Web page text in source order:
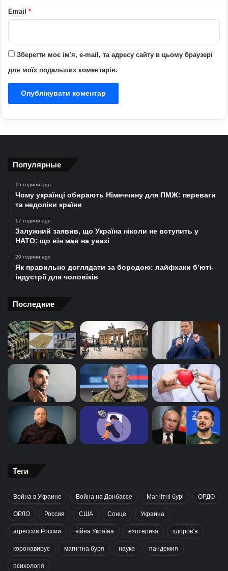
Email *
Зберегти моє ім'я, e-mail, та адресу сайту в цьому браузері
для моїх подальших коментарів.
Популярные
15 години ago
Чому українці обирають Німеччину для ПМЖ: переваги
та недоліки країни
17 години ago
Залужний заявив, що Україна ніколи не вступить у
НАТО: що він мав на увазі
20 години ago
Як правильно доглядати за бородою: лайфхаки б’юті-
індустрії для чоловіків
Последние
Теги
Война в Украине Война на Донбассе Магнітні бурі ОРДО
ОРЛО Россия США Сонце Украина
агрессия России війна Україна езотерика здоров’я
коронавирус магнітна буря наука пандемия
психологія